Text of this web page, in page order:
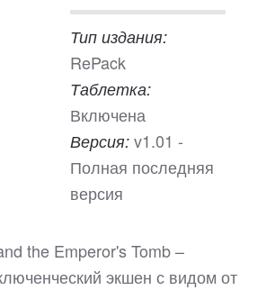
Тип издания:
RePack
Таблетка:
Включена
Версия: v1.01 -
Полная последняя
версия
the Emperor's Tomb –
экшен с видом от